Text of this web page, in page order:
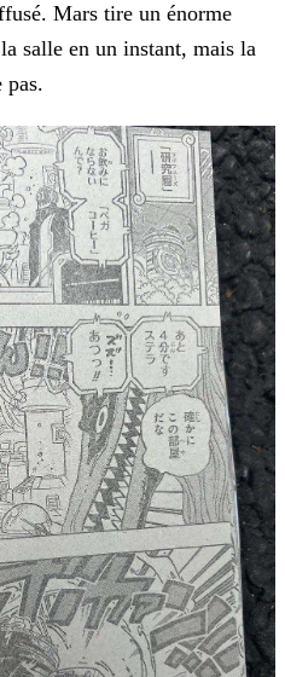
Mars tire un énorme
salle en un instant, mais la
pas.